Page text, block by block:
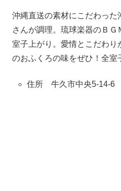
沖縄直送の素材にこだわった
さんが調理。琉球楽器のＢ
室子上がり。愛情とこだわり
のおふくろの味をぜひ！全室
住所 牛久市中央5-14-6